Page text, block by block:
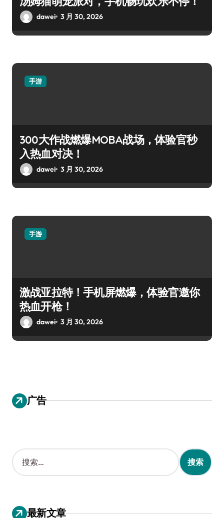
dawei 3 月 30, 2026
手游
300大作战燃爆MOBA战场，体验官秒
入热血对决！
dawei 3 月 30, 2026
手游
激战亚拉特！手机屏燃爆，体验官邀你
热血开枪！
dawei 3 月 30, 2026
广告
搜
索
：
最新文章